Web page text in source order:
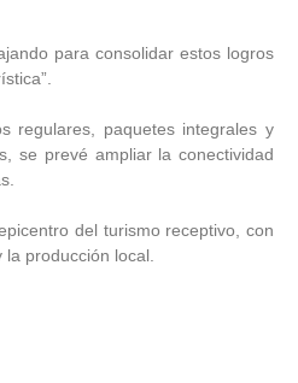
para consolidar estos logros
regulares, paquetes integrales y
se prevé ampliar la conectividad
del turismo receptivo, con
producción local.